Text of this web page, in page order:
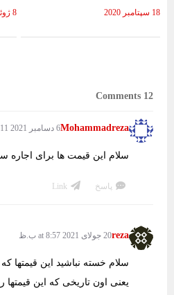
18 سپتامبر 2020
8 ژوئن 2020
12 Comments
Mohammadreza6 دسامبر 2021 at 7:11 ب.ظ
سلام این قیمت ها برای اجاره
پاسخ Link
reza20 جولای 2021 at 8:57 ب.ظ
سلام خسته نباشید این قیمتها
یعنی اون تاریخی که این قیمتها